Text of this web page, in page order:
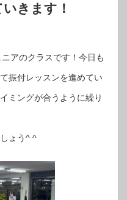
きます！
アのクラスです！今日も
振付レッスンを進めてい
ミングが合うように繰り
ょう^ ^